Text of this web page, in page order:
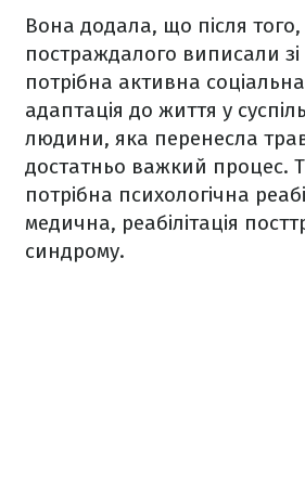
Вона додала, що після того,
постраждалого виписали
потрібна активна соціальна
адаптація до життя у
людини, яка перенесла
достатньо важкий процес.
потрібна психологічна
медична, реабілітація
синдрому.